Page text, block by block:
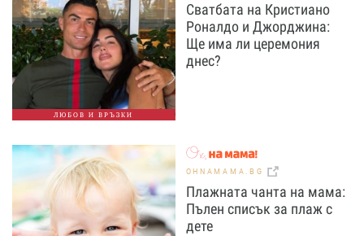
ЛЮБОВ И ВРЪЗКИ
Сватбата на Кристиано
Роналдо и Джорджина:
Ще има ли церемония
днес?
OHNAMAMA.BG
Плажната чанта на мама:
Пълен списък за плаж с
дете